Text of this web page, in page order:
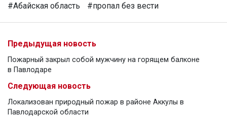
#Абайская область
#пропал без вести
Предыдущая новость
Пожарный закрыл собой мужчину на горящем балконе
в Павлодаре
Следующая новость
Локализован природный пожар в районе Аккулы в
Павлодарской области